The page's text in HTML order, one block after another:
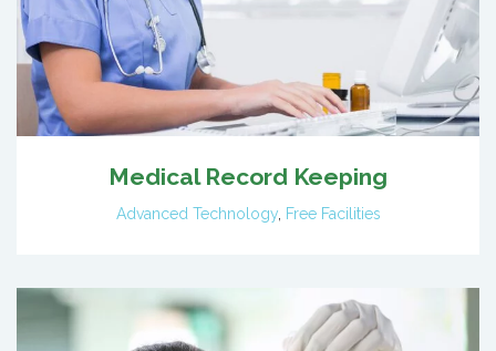
Medical Record Keeping
Advanced Technology, Free Facilities